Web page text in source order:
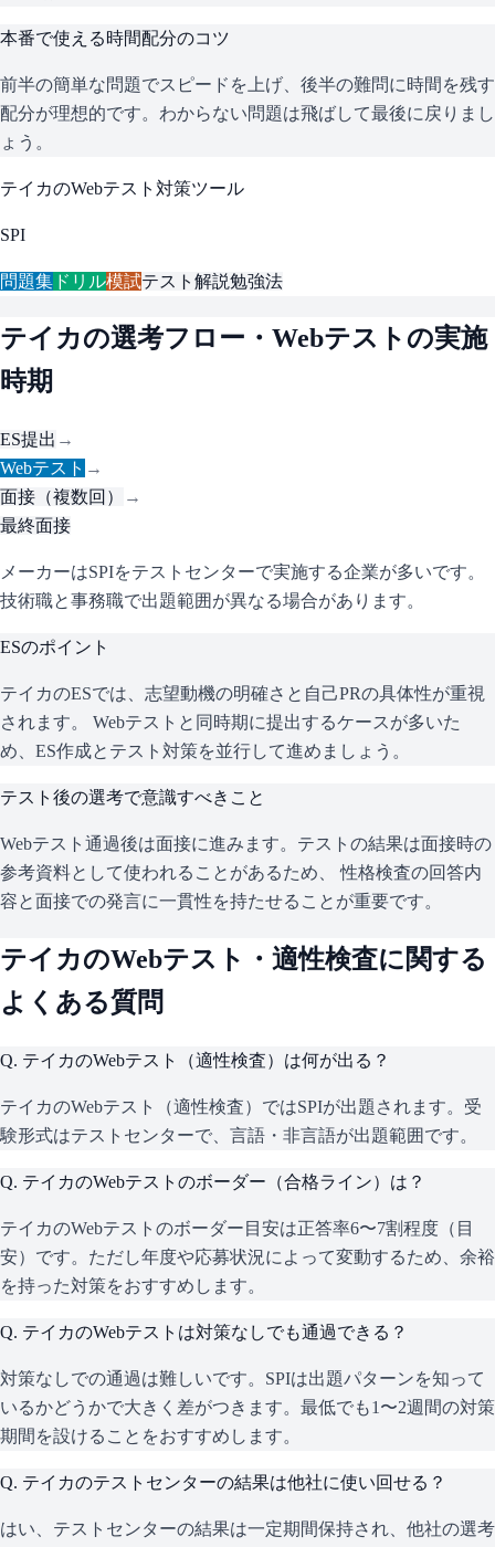
本番で使える時間配分のコツ
前半の簡単な問題でスピードを上げ、後半の難問に時間を残す
配分が理想的です。わからない問題は飛ばして最後に戻りまし
ょう。
テイカのWebテスト対策ツール
SPI
問題集 ドリル模試テスト解説勉強法
テイカの選考フロー・Webテストの実施
時期
ES提出 →
Webテスト →
面接（複数回）
→
最終面接
メーカーはSPIをテストセンターで実施する企業が多いです。
技術職と事務職で出題範囲が異なる場合があります。
ESのポイント
テイカのESでは、志望動機の明確さと自己PRの具体性が重視
されます。 Webテストと同時期に提出するケースが多いた
め、ES作成とテスト対策を並行して進めましょう。
テスト後の選考で意識すべきこと
Webテスト通過後は面接に進みます。テストの結果は面接時の
参考資料として使われることがあるため、 性格検査の回答内
容と面接での発言に一貫性を持たせることが重要です。
テイカのWebテスト・適性検査に関する
よくある質問
Q. テイカのWebテスト（適性検査）は何が出る？
テイカのWebテスト（適性検査）ではSPIが出題されます。受
験形式はテストセンターで、言語・非言語が出題範囲です。
Q. テイカのWebテストのボーダー（合格ライン）は？
テイカのWebテストのボーダー目安は正答率6〜7割程度（目
安）です。ただし年度や応募状況によって変動するため、余裕
を持った対策をおすすめします。
Q. テイカのWebテストは対策なしでも通過できる？
対策なしでの通過は難しいです。SPIは出題パターンを知って
いるかどうかで大きく差がつきます。最低でも1〜2週間の対策
期間を設けることをおすすめします。
Q. テイカのテストセンターの結果は他社に使い回せる？
はい、テストセンターの結果は一定期間保持され、他社の選考